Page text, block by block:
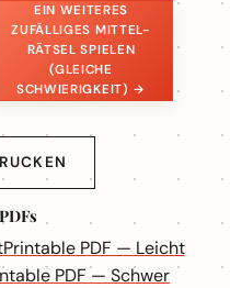
EIN WEITERES
ZUFÄLLIGES MITTEL-
RÄTSEL SPIELEN
(GLEICHE
SCHWIERIGKEIT) →
Printable PDF — Leicht
PDF — Schwer